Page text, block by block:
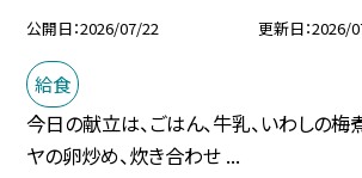
公開日 2026/07/22 更新日 2026/
給食
今日の献立は、ごはん、牛乳、いわしの梅
ヤの卵炒め、炊き合わせ ...